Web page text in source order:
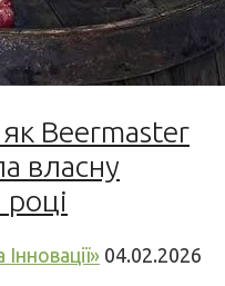
Beermaster
власну
році
04.02.2026